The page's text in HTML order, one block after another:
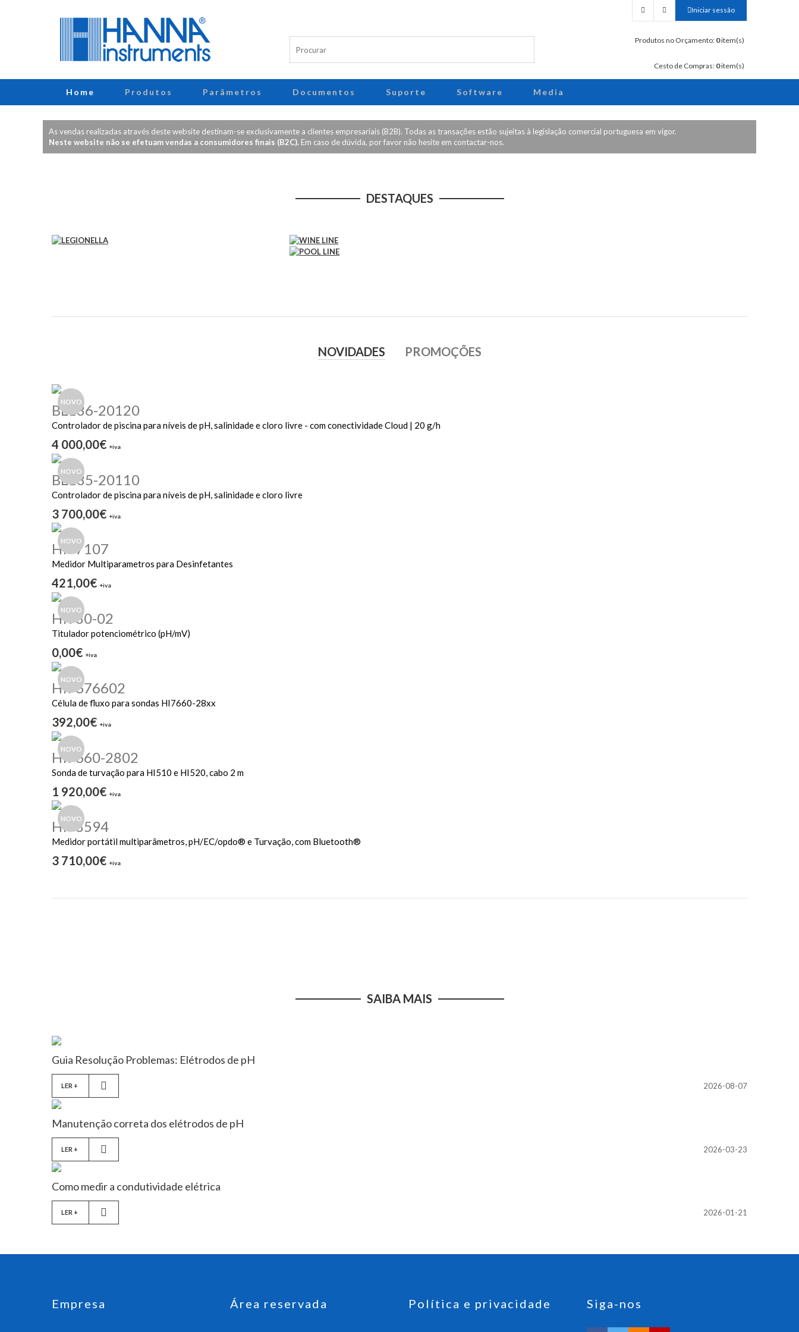
Iniciar sessão
Produtos no Orçamento: 0item(s)
Cesto de Compras: 0item(s)
Home Produtos Parâmetros Documentos Suporte Software Media
As vendas realizadas através deste website destinam-se exclusivamente a clientes empresariais (B2B). Todas as transações estão sujeitas à legislação comercial portuguesa em vigor.
Neste website não se efetuam vendas a consumidores finais (B2C). Em caso de dúvida, por favor não hesite em contactar-nos.
DESTAQUES
NOVIDADES PROMOÇÕES
NOVO
BL136-20120
Controlador de piscina para níveis de pH, salinidade e cloro livre - com conectividade Cloud | 20 g/h
4 000,00€ +iva
NOVO
BL135-20110
Controlador de piscina para níveis de pH, salinidade e cloro livre
3 700,00€ +iva
NOVO
HI97107
Medidor Multiparametros para Desinfetantes
421,00€ +iva
NOVO
HI930-02
Titulador potenciométrico (pH/mV)
0,00€ +iva
NOVO
HI7676602
Célula de fluxo para sondas HI7660-28xx
392,00€ +iva
NOVO
HI7660-2802
Sonda de turvação para HI510 e HI520, cabo 2 m
1 920,00€ +iva
NOVO
HI98594
Medidor portátil multiparâmetros, pH/EC/opdo® e Turvação, com Bluetooth®
3 710,00€ +iva
SAIBA MAIS
Guia Resolução Problemas: Elétrodos de pH
2026-08-07
LER +
Manutenção correta dos elétrodos de pH
2026-03-23
LER +
Como medir a condutividade elétrica
2026-01-21
LER +
Empresa Área reservada Política e privacidade Siga-nos